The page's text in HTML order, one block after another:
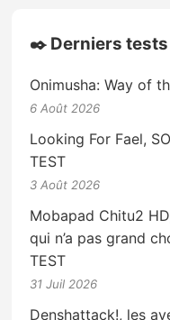
✒️ Derniers tests
Onimusha: Way of
6 Août 2026
Looking For Fael,
TEST
3 Août 2026
Mobapad Chitu2
qui n’a pas grand
TEST
31 Juil 2026
Denshattack!, les